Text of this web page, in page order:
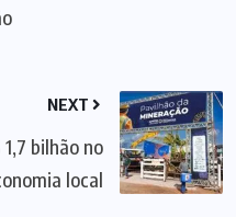
NEXT
bilhão no
local